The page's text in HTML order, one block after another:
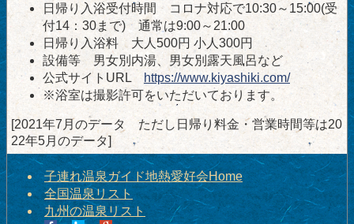
日帰り入浴受付時間 コロナ対応で10:30～15:00(受
付14：30まで) 通常は9:00～21:00
日帰り入浴料 大人500円 小人300円
設備等 男女別内湯、男女別露天風呂など
公式サイトURL
https://www.kiyashiki.com/
※浴室は撮影許可をいただいております。
[2021年7月のデータ ただし日帰り料金・営業時間等は20
22年5月のデータ]
子連れ温泉ガイド地熱愛好会Home
全国温泉リスト
九州の温泉リスト